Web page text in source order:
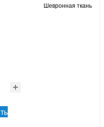
Шевронная ткань